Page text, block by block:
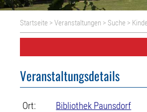
Startseite >Veranstaltungen > Suche >
Veranstaltungsdetails
Ort:
Bibliothek Paunsdorf